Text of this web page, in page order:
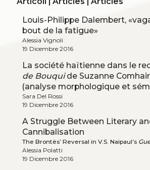
Louis-Philippe Dalembert,
bout de la fatigue»
Alessia Vignoli
19 Dicembre 2016
La société haïtienne dans le
de Bouquide Suzanne
(analyse morphologique et
Sara Del Rossi
19 Dicembre 2016
A Struggle Between Literary
Cannibalisation
The Brontës’ Reversal in V.S. Naipaul’s
Alessia Polatti
19 Dicembre 2016